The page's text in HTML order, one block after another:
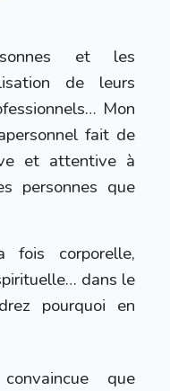
et les
de leurs
Mon
fait de
et attentive à
personnes que
corporelle,
dans le
pourquoi en
que